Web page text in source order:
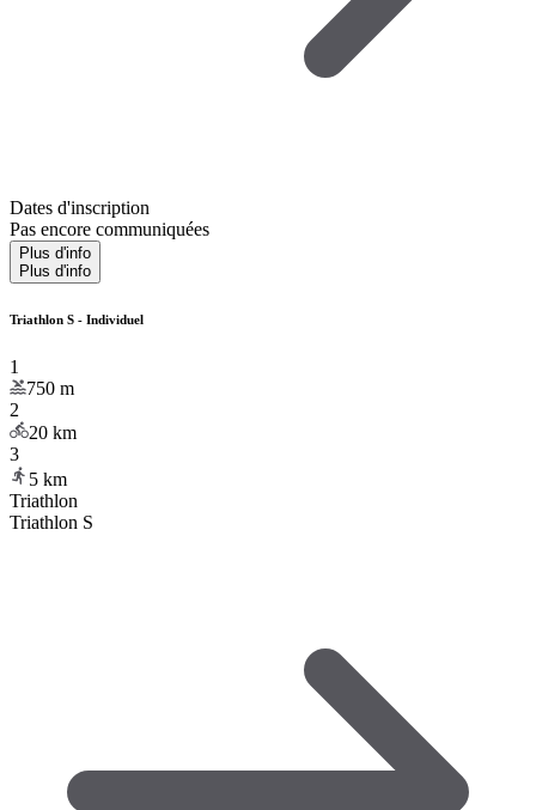
Dates d'inscription
Pas encore communiquées
Plus d'info
Plus d'info
Triathlon S - Individuel
1
750 m
2
20 km
3
5 km
Triathlon
Triathlon S